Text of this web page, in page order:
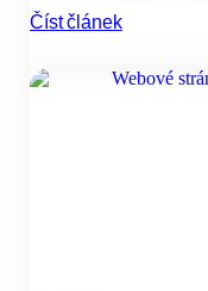
Číst článek